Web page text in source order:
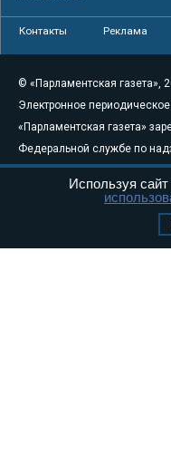
Контакты Реклама
© «Парламентская газета»,
Электронное
«Парламентская газета»
Федеральной службе по
связи, информационных
массовых коммуникаций
Свидетельство о
Используя